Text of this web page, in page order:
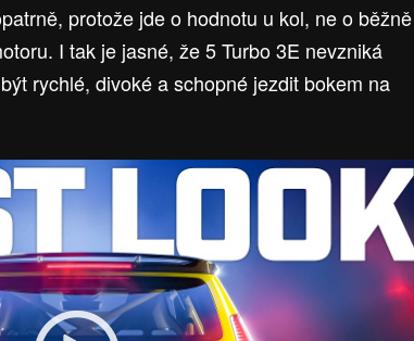
protože jde o hodnotu u kol, ne o běžně
I tak je jasné, že 5 Turbo 3E nevzniká
rychlé, divoké a schopné jezdit bokem na